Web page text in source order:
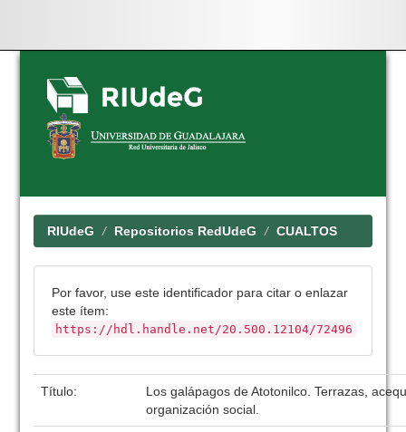
Skip
navigation
RIUdeG Repositorios RedUdeG CUALTOS
Por favor, use este identificador para citar o enlazar
este ítem:
https://hdl.handle.net/20.500.12104/72496
Título:
Los galápagos de Atotonilco. Terrazas,
organización social.